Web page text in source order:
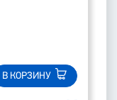
В КОРЗИНУ